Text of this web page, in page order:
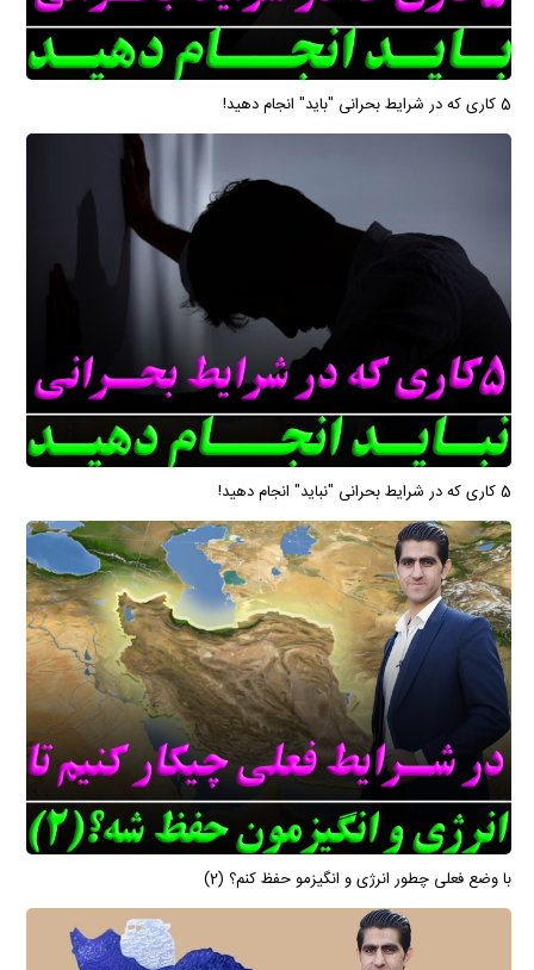
5 کاری که در شرایط بحرانی "باید" انجام دهید!
5 کاری که در شرایط بحرانی "نباید" انجام دهید!
با وضع فعلی چطور انرژی و انگیزمو حفظ کنم؟ (2)